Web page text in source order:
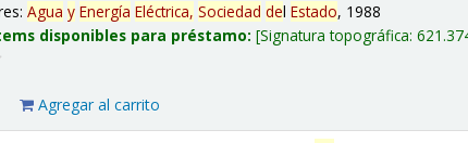
Agua y Energía Eléctrica, Sociedad delEstado, 1988
disponibles para préstamo: Signatura topográfica:
Agregar al carrito